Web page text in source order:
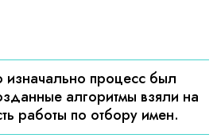
изначально процесс был
алгоритмы взяли на
работы по отбору имен.